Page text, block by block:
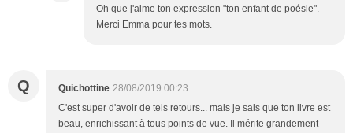
Oh que j'aime ton expression "ton enfant de poésie".
Merci Emma pour tes mots.
Q Quichottine 28/08/2019 00:23
C'est super d'avoir de tels retours... mais je sais que ton livre est
beau, enrichissant à tous points de vue. Il mérite grandement